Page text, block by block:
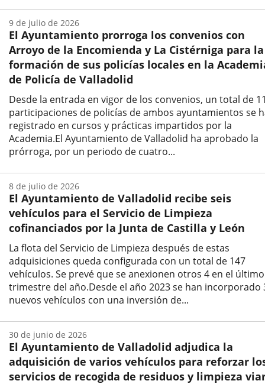
la
noticia
El Ayuntamiento prorroga los convenios con
Arroyo de la Encomienda y La Cistérniga para la
formación de sus policías locales en la
de Policía de Valladolid
Desde la entrada en vigor de los convenios, un total de
participaciones de policías de ambos ayuntamientos se
registrado en cursos y prácticas impartidos por la
Academia.El Ayuntamiento de Valladolid ha aprobado la
prórroga, por un periodo de cuatro...
la
noticia
9 de julio de 2026
El Ayuntamiento de Valladolid recibe seis
vehículos para el Servicio de Limpieza
cofinanciados por la Junta de Castilla y León
La flota del Servicio de Limpieza después de estas
adquisiciones queda configurada con un total de 147
vehículos. Se prevé que se anexionen otros 4 en el último
trimestre del año.Desde el año 2023 se han incorporado
nuevos vehículos con una inversión de...
la
noticia
8 de julio de 2026
El Ayuntamiento de Valladolid adjudica la
adquisición de varios vehículos para reforzar
servicios de recogida de residuos y limpieza
30 de junio de 2026